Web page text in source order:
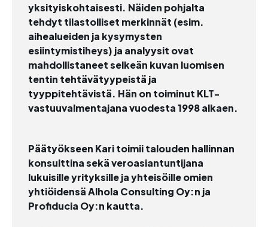
yksityiskohtaisesti. Näiden pohjalta
tehdyt tilastolliset merkinnät (esim.
aihealueiden ja kysymysten
esiintymistiheys) ja analyysit ovat
mahdollistaneet selkeän kuvan luomisen
tentin tehtävätyypeistä ja
tyyppitehtävistä. Hän on toiminut KLT-
vastuuvalmentajana vuodesta 1998 alkaen.
Päätyökseen Kari toimii talouden hallinnan
konsulttina sekä veroasiantuntijana
lukuisille yrityksille ja yhteisöille omien
yhtiöidensä Alhola Consulting Oy:n ja
Profiducia Oy:n kautta.